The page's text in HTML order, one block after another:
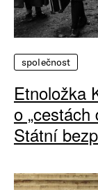
společnost
Etnoložka
o „cestách
Státní